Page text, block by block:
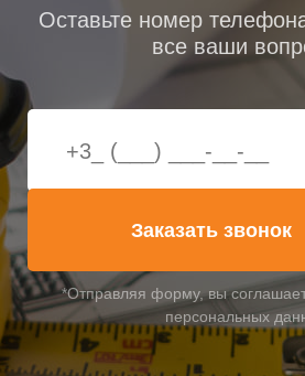
Оставьте номер
все ваши
Заказать звонок
*Отправляя форму, вы
персональных